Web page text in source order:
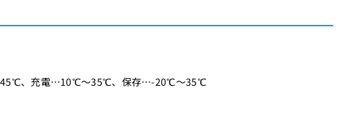
45℃、充電…10℃～35℃、保存…-20℃～35℃